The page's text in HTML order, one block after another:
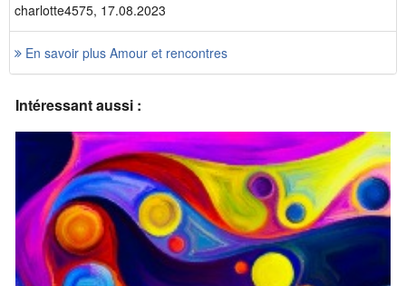
charlotte4575, 17.08.2023
En savoir plus Amour et rencontres
Intéressant aussi :